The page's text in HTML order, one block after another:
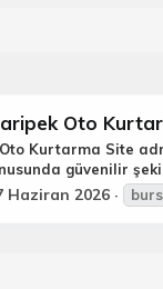
Oto
Kurtarma Site
güvenilir
Haziran 2026